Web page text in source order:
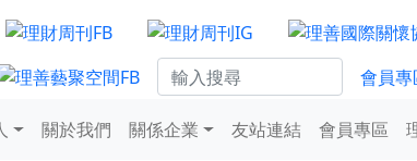
會員專
關於我們 關係企業 友站連結 會員專區